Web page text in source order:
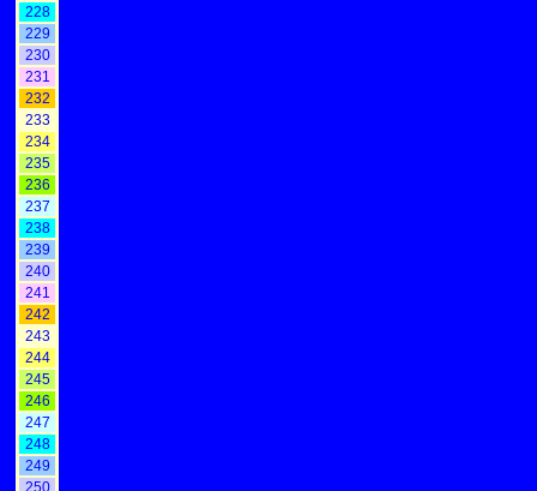
228
229
230
231
232
233
234
235
236
237
238
239
240
241
242
243
244
245
246
247
248
249
250